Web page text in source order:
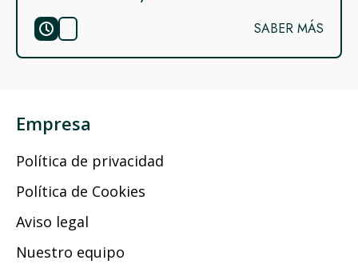
SABER MÁS
Empresa
Política de privacidad
Política de Cookies
Aviso legal
Nuestro equipo